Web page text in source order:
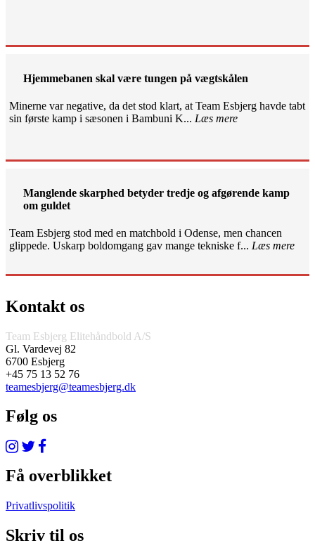
Hjemmebanen skal være tungen på vægtskålen
Minerne var negative, da det stod klart, at Team Esbjerg havde tabt
sin første kamp i sæsonen i Bambuni K... Læs mere
Manglende skarphed betyder tredje og afgørende kamp
om guldet
Team Esbjerg stod med en matchbold i Odense, men chancen
glippede. Uskarp boldomgang gav mange tekniske f... Læs mere
Kontakt os
Team Esbjerg Elitehåndbold A/S
Gl. Vardevej 82
6700 Esbjerg
+45 75 13 52 76
teamesbjerg@teamesbjerg.dk
Følg os
Få overblikket
Privatlivspolitik
Skriv til os